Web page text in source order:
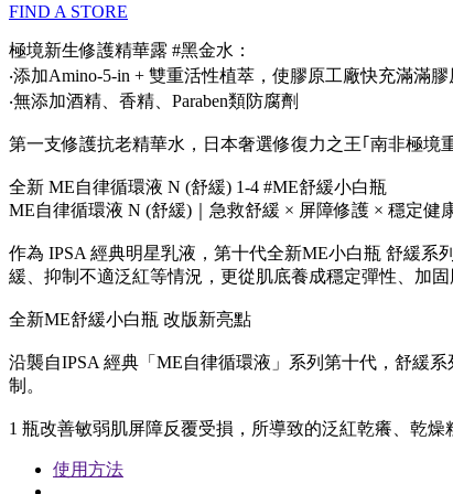
FIND A STORE
極境新生修護精華露 #黑金水：
‧添加Amino-5-in + 雙重活性植萃，使膠原工廠快充滿滿
‧無添加酒精、香精、Paraben類防腐劑
第一支修護抗老精華水，日本奢選修復力之王｢南非極
全新 ME自律循環液 N (舒緩) 1-4 #ME舒緩小白瓶
ME自律循環液 N (舒緩)｜急救舒緩 × 屏障修護 × 穩定健
作為 IPSA 經典明星乳液，第十代全新ME小白瓶 舒緩
緩、抑制不適泛紅等情況，更從肌底養成穩定彈性、加
全新ME舒緩小白瓶 改版新亮點
沿襲自IPSA 經典「ME自律循環液」系列第十代，舒緩
制。
1 瓶改善敏弱肌屏障反覆受損，所導致的泛紅乾癢、乾燥
使用方法